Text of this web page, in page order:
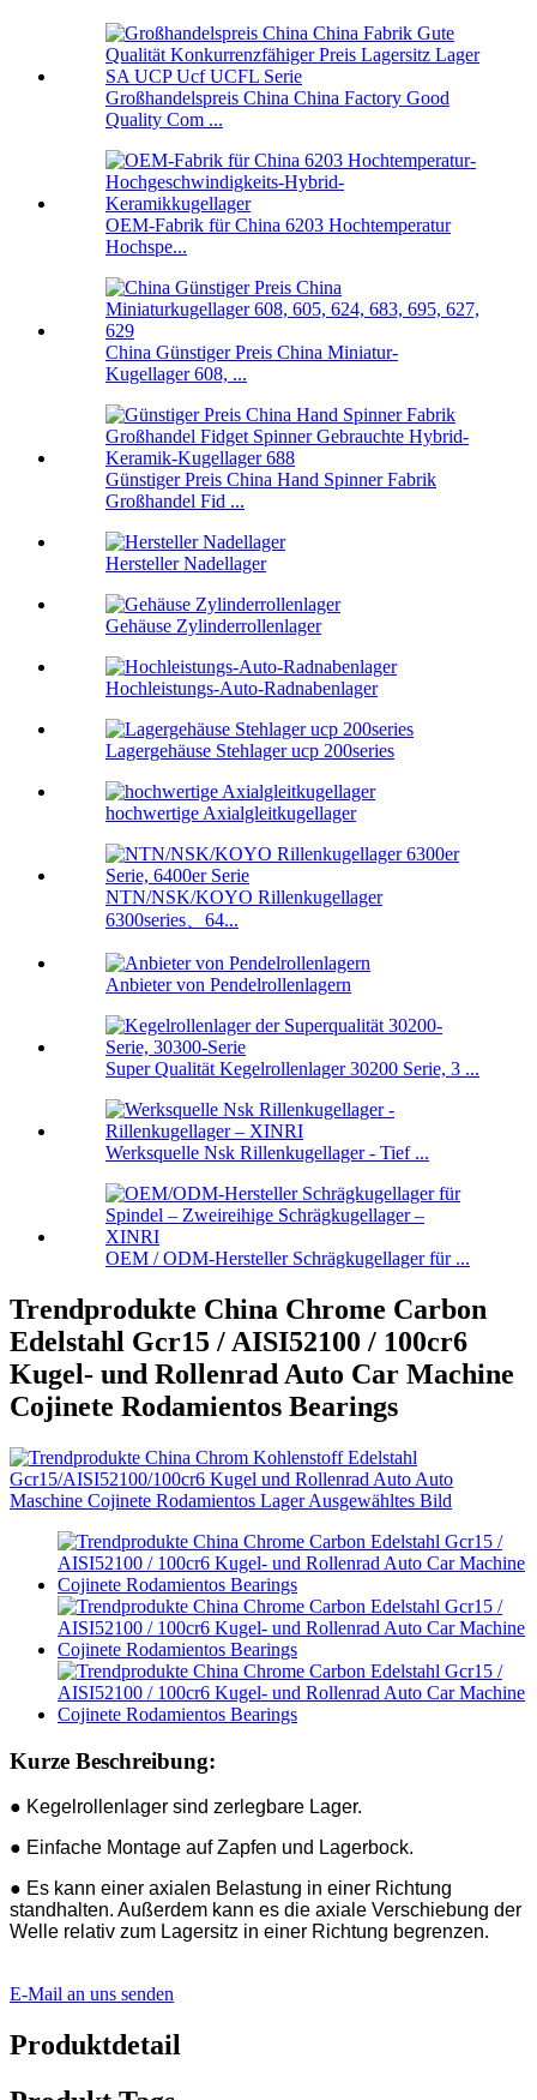
Großhandelspreis China China Factory Good
Quality Com ...
OEM-Fabrik für China 6203 Hochtemperatur
Hochspe...
China Günstiger Preis China Miniatur-
Kugellager 608, ...
Günstiger Preis China Hand Spinner Fabrik
Großhandel Fid ...
Hersteller Nadellager
Gehäuse Zylinderrollenlager
Hochleistungs-Auto-Radnabenlager
Lagergehäuse Stehlager ucp 200series
hochwertige Axialgleitkugellager
NTN/NSK/KOYO Rillenkugellager
6300series、64...
Anbieter von Pendelrollenlagern
Super Qualität Kegelrollenlager 30200 Serie, 3 ...
Werksquelle Nsk Rillenkugellager - Tief ...
OEM / ODM-Hersteller Schrägkugellager für ...
Trendprodukte China Chrome Carbon
Edelstahl Gcr15 / AISI52100 / 100cr6
Kugel- und Rollenrad Auto Car Machine
Cojinete Rodamientos Bearings
Kurze Beschreibung:
● Kegelrollenlager sind zerlegbare Lager.
● Einfache Montage auf Zapfen und Lagerbock.
● Es kann einer axialen Belastung in einer Richtung
standhalten. Außerdem kann es die axiale Verschiebung der
Welle relativ zum Lagersitz in einer Richtung begrenzen.
E-Mail an uns senden
Produktdetail